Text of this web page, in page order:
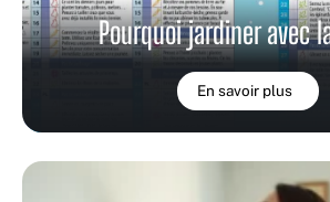
Pourquoi jardiner avec
En savoir plus